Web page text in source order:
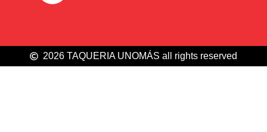
2026 TAQUERIA UNOMÁS all rights reserved